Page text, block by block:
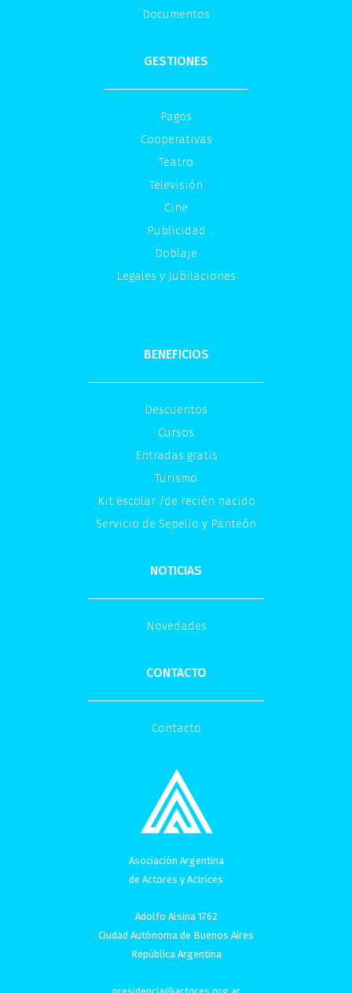
Documentos
GESTIONES
Pagos
Cooperativas
Teatro
Televisión
Cine
Publicidad
Doblaje
Legales y Jubilaciones
BENEFICIOS
Descuentos
Cursos
Entradas gratis
Turismo
Kit escolar /de recién nacido
Servicio de Sepelio y Panteón
NOTICIAS
Novedades
CONTACTO
Contacto
Asociación Argentina
de Actores y Actrices
Adolfo Alsina 1762
Ciudad Autónoma de Buenos Aires
República Argentina
presidencia@actores.org.ar